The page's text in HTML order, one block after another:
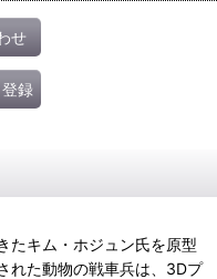
せ
録
たキム・ホジュン氏を原型
れた動物の戦車兵は、3Dプ